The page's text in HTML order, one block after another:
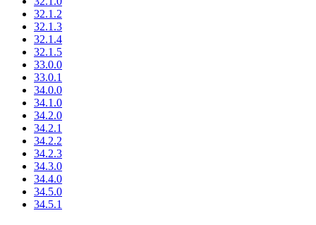
32.1.2
32.1.3
32.1.4
32.1.5
33.0.0
33.0.1
34.0.0
34.1.0
34.2.0
34.2.1
34.2.2
34.2.3
34.3.0
34.4.0
34.5.0
34.5.1